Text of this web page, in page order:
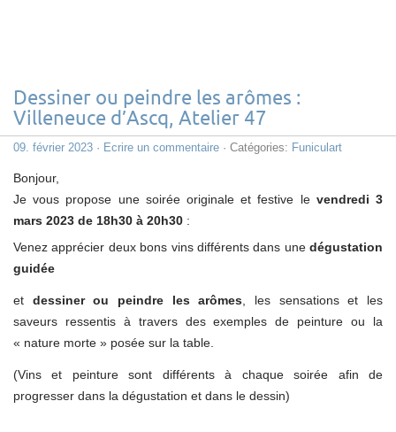
Dessiner ou peindre les arômes :
Villeneuce d’Ascq, Atelier 47
09. février 2023 · Ecrire un commentaire · Catégories: Funiculart
Bonjour,
Je vous propose une soirée originale et festive le vendredi 3
mars 2023 de 18h30 à 20h30 :
Venez apprécier deux bons vins différents dans une dégustation
guidée
et dessiner ou peindre les arômes , les sensations et les
saveurs ressentis à travers des exemples de peinture ou la
« nature morte » posée sur la table.
(Vins et peinture sont différents à chaque soirée afin de
progresser dans la dégustation et dans le dessin)